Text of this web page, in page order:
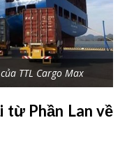
TTL Cargo Max
Phần Lan về